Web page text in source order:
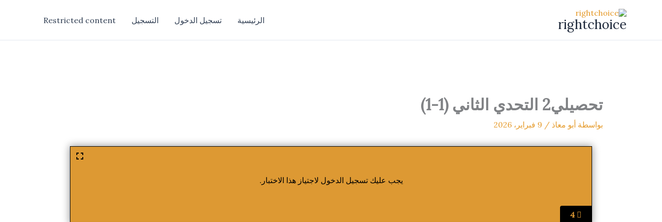
rightchoice الرئيسية تسجيل الدخول التسجيل Restricted content
تحصيلي2 التحدي الثاني (1-1)
بواسطة أبو معاذ / 9 فبراير، 2026
4
يجب عليك تسجيل الدخول لاجتياز هذا الاختبار.